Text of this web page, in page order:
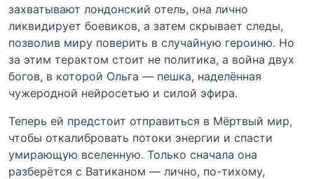
захватывают лондонский отель, она лично
ликвидирует боевиков, а затем скрывает следы,
позволив миру поверить в случайную героиню. Но
за этим терактом стоит не политика, а война двух
богов, в которой Ольга — пешка, наделённая
чужеродной нейросетью и силой эфира.
Теперь ей предстоит отправиться в Мёртвый мир,
чтобы откалибровать потоки энергии и спасти
умирающую вселенную. Только сначала она
разберётся с Ватиканом — лично, по-тихому,